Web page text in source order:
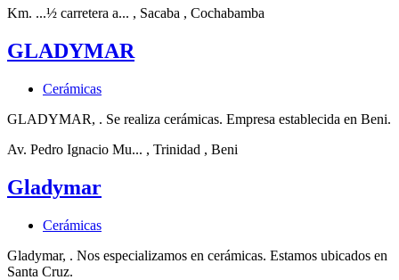
Km. ...½ carretera a... , Sacaba , Cochabamba
GLADYMAR
Cerámicas
GLADYMAR, . Se realiza cerámicas. Empresa establecida en Beni.
Av. Pedro Ignacio Mu... , Trinidad , Beni
Gladymar
Cerámicas
Gladymar, . Nos especializamos en cerámicas. Estamos ubicados en
Santa Cruz.